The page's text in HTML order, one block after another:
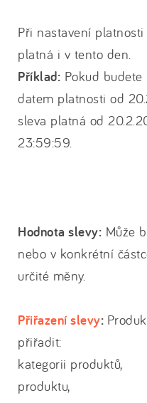
Při nastavení
platná i v tento den.
Příklad: Pokud
datem platnosti od
sleva platná od
23:59:59.
Hodnota slevy: Může
nebo v konkrétní
určité měny.
Přiřazení slevy:
přiřadit:
kategorii produktů,
produktu,